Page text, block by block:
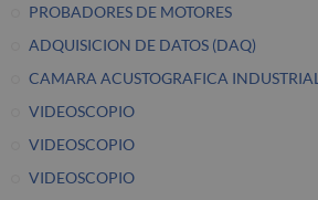
PROBADORES DE MOTORES
ADQUISICION DE DATOS (DAQ)
CAMARA ACUSTOGRAFICA INDUSTRIAL
VIDEOSCOPIO
VIDEOSCOPIO
VIDEOSCOPIO